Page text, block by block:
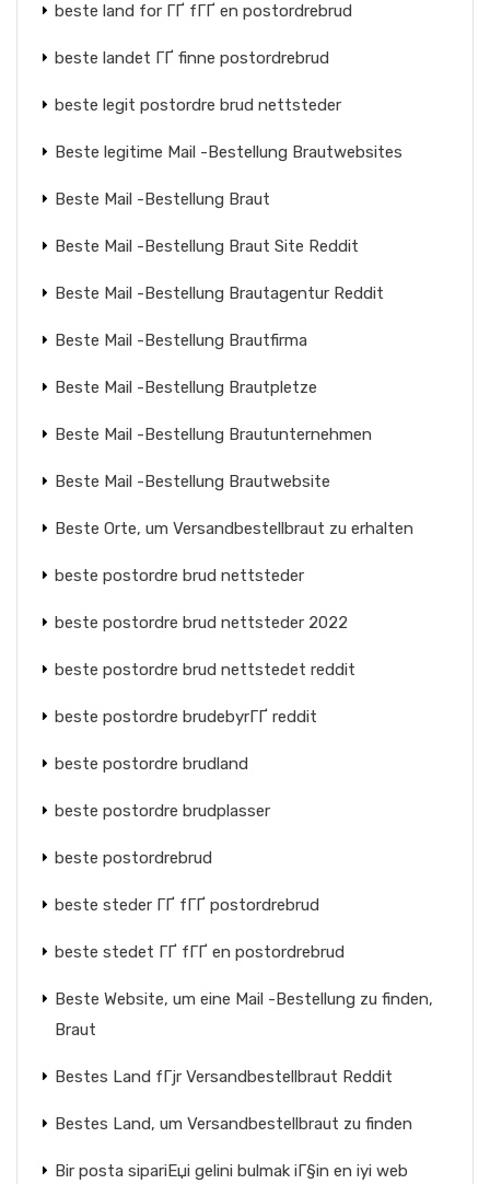
beste land for ГҐ fГҐ en postordrebrud
beste landet ГҐ finne postordrebrud
beste legit postordre brud nettsteder
Beste legitime Mail -Bestellung Brautwebsites
Beste Mail -Bestellung Braut
Beste Mail -Bestellung Braut Site Reddit
Beste Mail -Bestellung Brautagentur Reddit
Beste Mail -Bestellung Brautfirma
Beste Mail -Bestellung Brautpletze
Beste Mail -Bestellung Brautunternehmen
Beste Mail -Bestellung Brautwebsite
Beste Orte, um Versandbestellbraut zu erhalten
beste postordre brud nettsteder
beste postordre brud nettsteder 2022
beste postordre brud nettstedet reddit
beste postordre brudebyrГҐ reddit
beste postordre brudland
beste postordre brudplasser
beste postordrebrud
beste steder ГҐ fГҐ postordrebrud
beste stedet ГҐ fГҐ en postordrebrud
Beste Website, um eine Mail -Bestellung zu finden,
Braut
Bestes Land fГјr Versandbestellbraut Reddit
Bestes Land, um Versandbestellbraut zu finden
Bir posta sipariЕџi gelini bulmak iГ§in en iyi web